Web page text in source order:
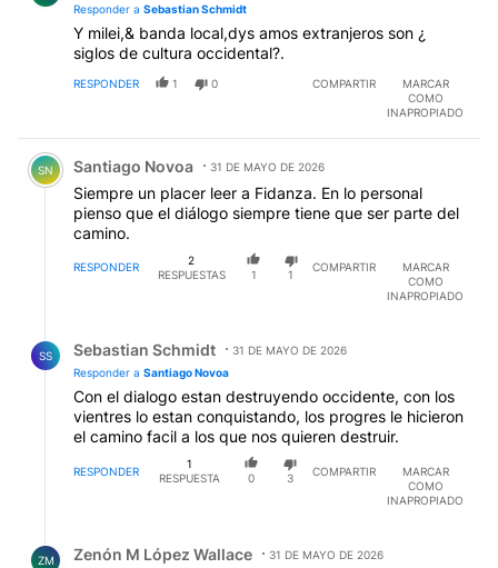
Responder a Sebastian Schmidt
Y milei,& banda local,dys amos extranjeros son ¿
siglos de cultura occidental?.
RESPONDER 1 0 COMPARTIR
MARCAR
COMO
INAPROPIADO
Comentario de Santiago Novoa.
SN Santiago Novoa 31 DE MAYO DE 2026
Siempre un placer leer a Fidanza. En lo personal
pienso que el diálogo siempre tiene que ser parte del
camino.
RESPONDER
2
RESPUESTAS
1 1
COMPARTIR
MARCAR
COMO
INAPROPIADO
SS Sebastian Schmidt
31 DE MAYO DE 2026
Responder a Santiago Novoa
Con el dialogo estan destruyendo occidente, con los
vientres lo estan conquistando, los progres le hicieron
el camino facil a los que nos quieren destruir.
RESPONDER
1
RESPUESTA
0 3
COMPARTIR
MARCAR
COMO
INAPROPIADO
ZM Zenón M López Wallace
31 DE MAYO DE 2026